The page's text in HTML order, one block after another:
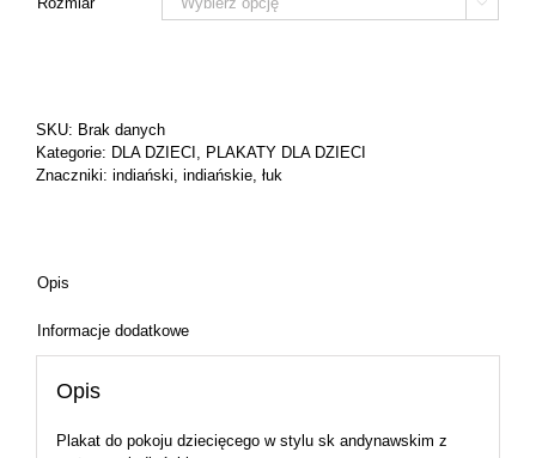
89,00 zł

SKU: Brak danych
Kategorie: DLA DZIECI , PLAKATY DLA DZIECI
Znaczniki: indiański, indiańskie, łuk
Opis
Informacje dodatkowe
Opis
Plakat do pokoju dziecięcego w stylu sk andynawskim z